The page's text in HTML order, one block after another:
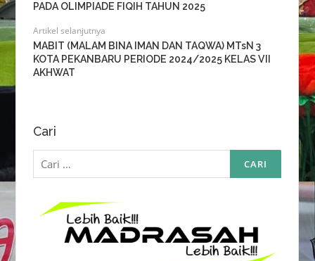
PADA OLIMPIADE FIQIH TAHUN 2025
Artikel selanjutnya
MABIT (MALAM BINA IMAN DAN TAQWA) MTsN 3
KOTA PEKANBARU PERIODE 2024/2025 KELAS VII
AKHWAT
Cari
Cari
untuk: